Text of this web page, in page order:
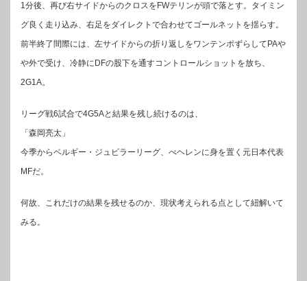
1分後、再び右サイドからのクロスをFWテリンが頭で落とす。タイミン
グ良く走り込み、右足をダイレクトで合わせてゴールネットを揺らす。
前半終了間際には、左サイドからの折り返しをワンテンポずらしてPAや
や外で受け、冷静にDFの股下を通すコントロールショットを放ち、
2G1A。
リーグ戦6試合で4G5Aと結果を残し続けるのは、
「森岡亮太」
今季からベルギー・ジュビラーリーグ、べヘレンに身を置く元日本代表
MFだ。
何故、これだけの結果を残せるのか、現状考えられる点として紐解いて
みる。